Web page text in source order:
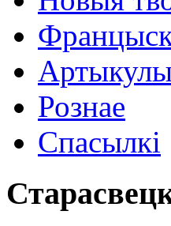
Рознае
Спасылкі